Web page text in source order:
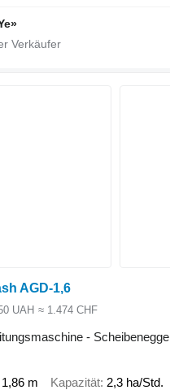
AGD-1,6
UAH ≈ 1.474 CHF
- Scheibenegge
1,86 m Kapazität 2,3 ha/Std.